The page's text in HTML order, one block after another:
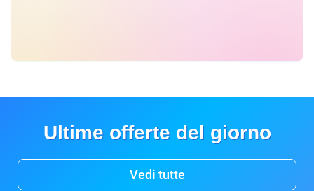
Ultime offerte del giorno
Vedi tutte